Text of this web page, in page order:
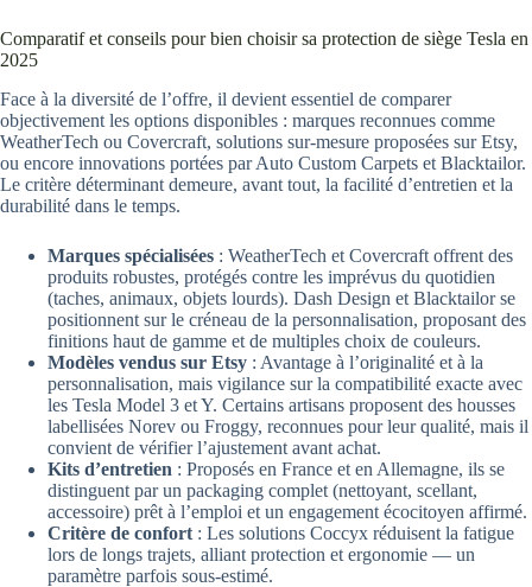
Comparatif et conseils pour bien choisir sa protection de siège Tesla en
2025
Face à la diversité de l’offre, il devient essentiel de comparer
objectivement les options disponibles : marques reconnues comme
WeatherTech ou Covercraft, solutions sur-mesure proposées sur Etsy,
ou encore innovations portées par Auto Custom Carpets et Blacktailor.
Le critère déterminant demeure, avant tout, la facilité d’entretien et la
durabilité dans le temps.
Marques spécialisées : WeatherTech et Covercraft offrent des
produits robustes, protégés contre les imprévus du quotidien
(taches, animaux, objets lourds). Dash Design et Blacktailor se
positionnent sur le créneau de la personnalisation, proposant des
finitions haut de gamme et de multiples choix de couleurs.
Modèles vendus sur Etsy : Avantage à l’originalité et à la
personnalisation, mais vigilance sur la compatibilité exacte avec
les Tesla Model 3 et Y. Certains artisans proposent des housses
labellisées Norev ou Froggy, reconnues pour leur qualité, mais il
convient de vérifier l’ajustement avant achat.
Kits d’entretien : Proposés en France et en Allemagne, ils se
distinguent par un packaging complet (nettoyant, scellant,
accessoire) prêt à l’emploi et un engagement écocitoyen affirmé.
Critère de confort : Les solutions Coccyx réduisent la fatigue
lors de longs trajets, alliant protection et ergonomie — un
paramètre parfois sous-estimé.